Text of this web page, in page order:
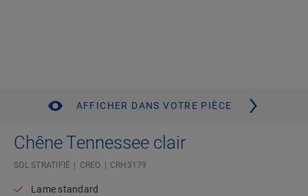
AFFICHER DANS VOTRE PIÈCE
Chêne Tennessee clair
SOL STRATIFIÉ CREO CRH3179
Lame standard